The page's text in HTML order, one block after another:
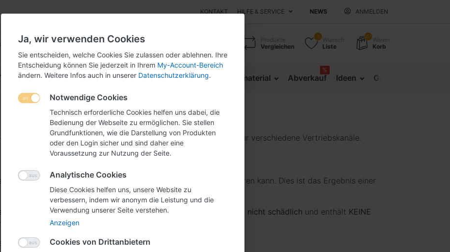
KONTAKT HILFE & SERVICE NEWS ANMELDEN
Produkte
Vergleichen
5
Wunsch
Liste
251
Waren
Korb
Wettbewerbsurnen POS-Display Messematerial Abverkauf
%
Ideen
unterschiedlichen Eigenschaften und verschiedenen Marken für verschiedene Vertriebskanäle.
das Viren und Bakterien auf völlig natürliche Weise eliminieren kann. Dies ist das Ergebnis einer
neutralem pH-Wert. Sanapur ist im Kontakt mit der Haut nicht schädlich und enthält KEINE
Desinfektionslösung, die nur folgendes enthält:
Ja, wir verwenden Cookies
Sie entscheiden, welche Cookies Sie zulassen oder ablehnen. Ihre
Entscheidung können Sie jederzeit in Ihrem My-Account-Bereich
ändern. Weitere Infos auch in unserer Datenschutzerklärung.
Notwendige Cookies
Technisch erforderliche Cookies helfen uns dabei, die
Bedienung der Webseite zu ermöglichen. Sie stellen
Grundfunktionen, wie die Darstellung von Produkten
oder den Login sicher und sind daher eine
Voraussetzung zur Nutzung der Seite.
Analytische Cookies
Diese Cookies helfen uns, unsere Website zu
verbessern, indem wir anonym die Leistung und die
Verwendung unserer Seite verstehen.
Anzeigen
Cookies von Drittanbietern